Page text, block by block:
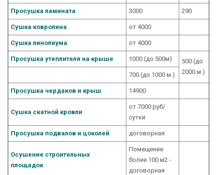
Просушка ламината 3000 290
Сушка ковролина от 4000
Сушка линолиума от 4000
Просушка утеплителя на крыше 1000 (до 500м)
500 (до
2000 м.)
700 (до 1000 м.)
Просушка чердаков и крыш 14900
Сушка скатной кровли
от 7000 руб/
сутки
Просушка подвалов и цоколей договорная
Осушение строительных
площадок
Помещение
более 100 м2 -
договорная